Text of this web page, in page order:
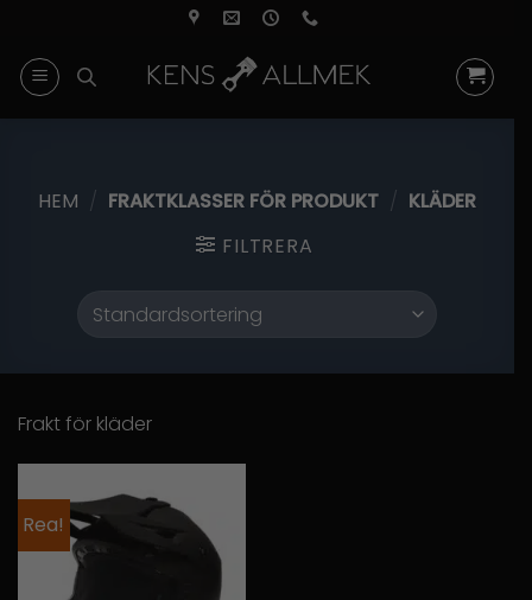
content
HEM / FRAKTKLASSER FÖR PRODUKT / KLÄDER
FILTRERA
Frakt för kläder
Rea!